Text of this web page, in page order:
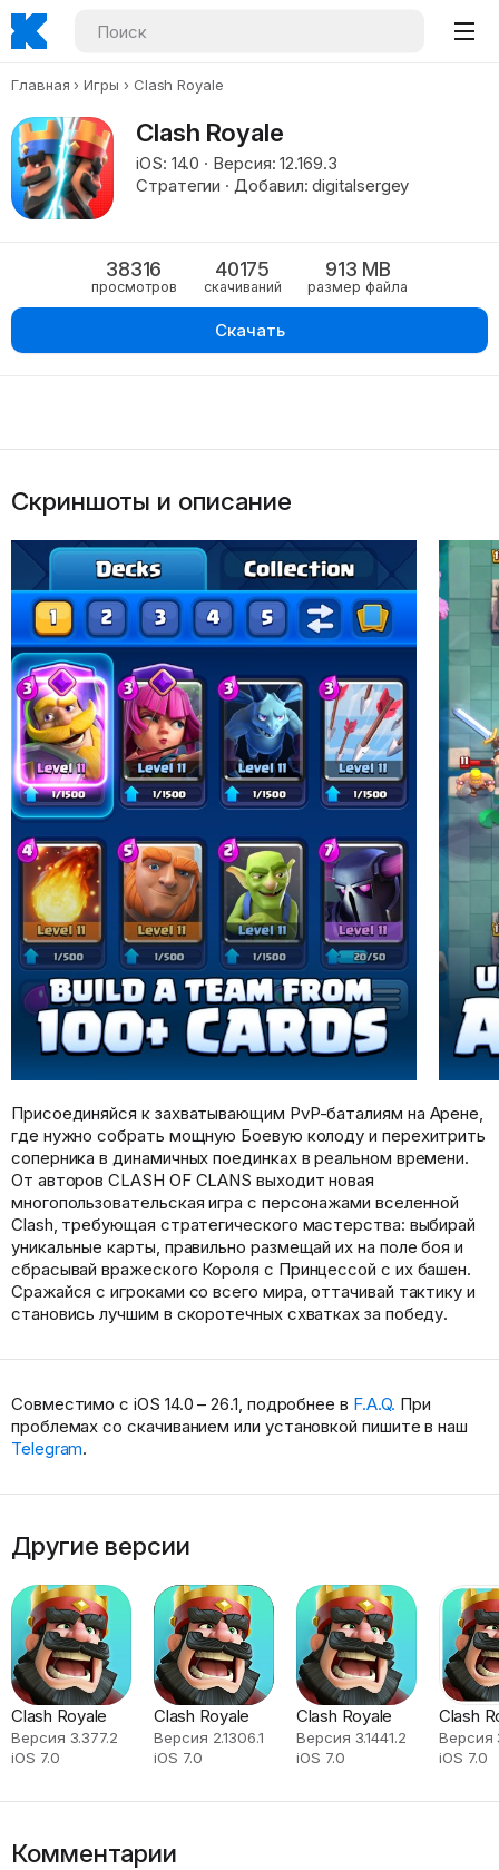
Главная Игры Clash Royale
Clash Royale
iOS: 14.0 · Версия: 12.169.3
Стратегии · Добавил: digitalsergey
38316
просмотров
40175
скачиваний
913 MB
размер файла
Скачать
Скриншоты и описание
Присоединяйся к захватывающим PvP-баталиям на Арене,
где нужно собрать мощную Боевую колоду и перехитрить
соперника в динамичных поединках в реальном времени.
От авторов CLASH OF CLANS выходит новая
многопользовательская игра с персонажами вселенной
Clash, требующая стратегического мастерства: выбирай
уникальные карты, правильно размещай их на поле боя и
сбрасывай вражеского Короля с Принцессой с их башен.
Сражайся с игроками со всего мира, оттачивай тактику и
становись лучшим в скоротечных схватках за победу.
Совместимо с iOS 14.0 – 26.1, подробнее в F.A.Q. При
проблемах со скачиванием или установкой пишите в наш
Telegram.
Другие версии
Clash Royale
Версия 3.377.2
iOS 7.0
Clash Royale
Версия 2.1306.1
iOS 7.0
Clash Royale
Версия 3.1441.2
iOS 7.0
Clash
Версия
iOS 7.0
Комментарии